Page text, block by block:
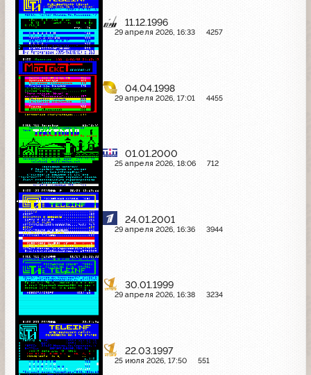
11.12.1996
29 апреля 2026, 16:33 4257
04.04.1998
29 апреля 2026, 17:01 4455
01.01.2000
25 апреля 2026, 18:06 712
24.01.2001
29 апреля 2026, 16:36 3944
30.01.1999
29 апреля 2026, 16:38 3234
22.03.1997
25 июля 2026, 17:50 551